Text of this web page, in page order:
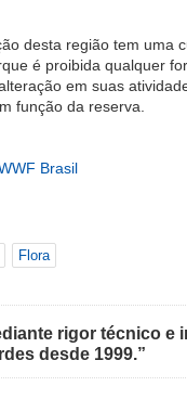
desta região tem uma
é proibida qualquer
em suas
função da reserva.
Brasil
Flora
rigor técnico e
desde 1999.”